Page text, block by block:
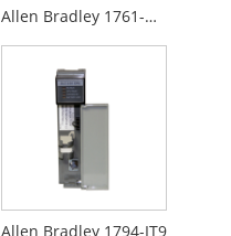
Allen Bradley 1761-NET-AIC
Allen Bradley 1794-IT9